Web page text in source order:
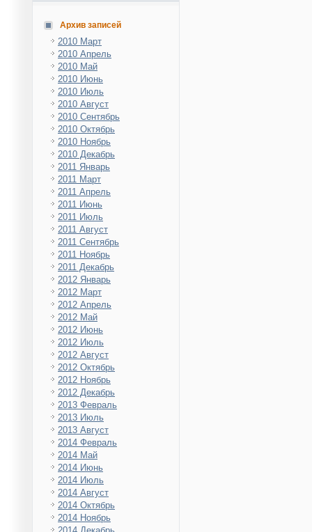
Архив записей
2010 Март
2010 Апрель
2010 Май
2010 Июнь
2010 Июль
2010 Август
2010 Сентябрь
2010 Октябрь
2010 Ноябрь
2010 Декабрь
2011 Январь
2011 Март
2011 Апрель
2011 Июнь
2011 Июль
2011 Август
2011 Сентябрь
2011 Ноябрь
2011 Декабрь
2012 Январь
2012 Март
2012 Апрель
2012 Май
2012 Июнь
2012 Июль
2012 Август
2012 Октябрь
2012 Ноябрь
2012 Декабрь
2013 Февраль
2013 Июль
2013 Август
2014 Февраль
2014 Май
2014 Июнь
2014 Июль
2014 Август
2014 Октябрь
2014 Ноябрь